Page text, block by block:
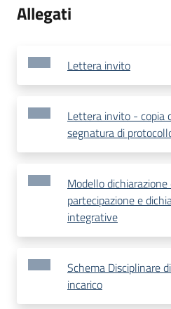
Allegati
Lettera invito
Lettera invito - copia
segnatura di
Modello dichiarazione
partecipazione e
integrative
Schema Disciplinare di
incarico